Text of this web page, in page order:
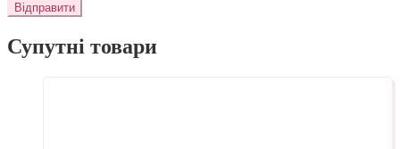
Супутні товари